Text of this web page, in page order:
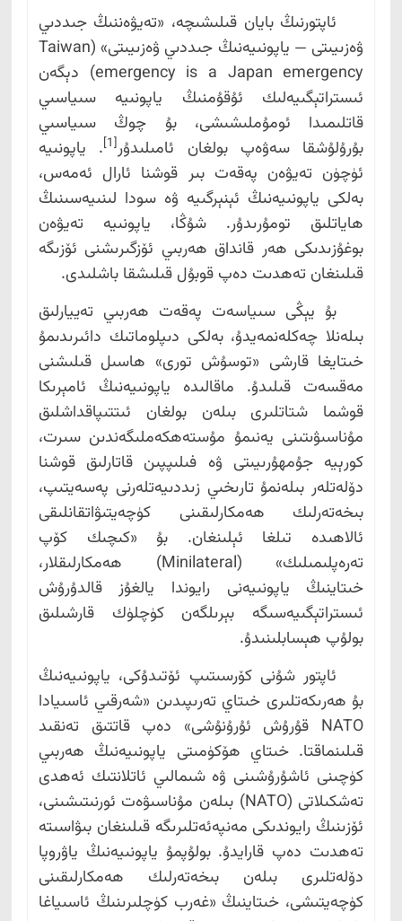
ئاپتورنىڭ بايان قىلىشىچە، «تەيۋەننىڭ جىددىي
ۋەزىيىتى — ياپونىيەنىڭ جىددىي ۋەزىيىتى» (Taiwan
emergency is a Japan emergency) دېگەن
ئىستراتېگىيەلىك ئۇقۇمنىڭ ياپونىيە سىياسىي
قاتلىمىدا ئومۇملىشىشى، بۇ چوڭ سىياسىي
بۇرۇلۇشقا سەۋەپ بولغان ئامىلىدۇر[1]
. ياپونىيە
ئۈچۈن تەيۋەن پەقەت بىر قوشنا ئارال ئەمەس،
بەلكى ياپونىيەنىڭ ئېنېرگىيە ۋە سودا لىنىيەسىنىڭ
ھاياتلىق تومۇرىدۇر. شۇڭا، ياپونىيە تەيۋەن
بوغۇزىدىكى ھەر قانداق ھەربىي ئۆزگىرىشنى ئۆزىگە
قىلىنغان تەھدىت دەپ قوبۇل قىلىشقا باشلىدى.
بۇ يېڭى سىياسەت پەقەت ھەربىي تەييارلىق
بىلەنلا چەكلەنمەيدۇ، بەلكى دىپلوماتىك دائىرىدىمۇ
خىتايغا قارشى «توسۇش تورى» ھاسىل قىلىشنى
مەقسەت قىلىدۇ. ماقالىدە ياپونىيەنىڭ ئامېرىكا
قوشما شتاتلىرى بىلەن بولغان ئىتتىپاقداشلىق
مۇناسىۋىتىنى يەنىمۇ مۇستەھكەملىگەندىن سىرت،
كورېيە جۇمھۇرىيىتى ۋە فىلىپپىن قاتارلىق قوشنا
دۆلەتلەر بىلەنمۇ تارىخىي زىددىيەتلەرنى پەسەيتىپ،
بىخەتەرلىك ھەمكارلىقىنى كۈچەيتىۋاتقانلىقى
ئالاھىدە تىلغا ئېلىنغان. بۇ «كىچىك كۆپ
تەرەپلىمىلىك» (Minilateral) ھەمكارلىقلار،
خىتاينىڭ ياپونىيەنى رايوندا يالغۇز قالدۇرۇش
ئىستراتېگىيەسىگە بېرىلگەن كۈچلۈك قارشىلىق
بولۇپ ھېسابلىنىدۇ.
ئاپتور شۇنى كۆرسىتىپ ئۆتىدۇكى، ياپونىيەنىڭ
بۇ ھەرىكەتلىرى خىتاي تەرىپىدىن «شەرقىي ئاسىيادا
NATO قۇرۇش ئۇرۇنۇشى» دەپ قاتتىق تەنقىد
قىلىنماقتا. خىتاي ھۆكۈمىتى ياپونىيەنىڭ ھەربىي
كۈچىنى ئاشۇرۇشىنى ۋە شىمالىي ئاتلانتىك ئەھدى
تەشكىلاتى (NATO) بىلەن مۇناسىۋەت ئورنىتىشىنى،
ئۆزىنىڭ رايوندىكى مەنپەئەتلىرىگە قىلىنغان بىۋاسىتە
تەھدىت دەپ قارايدۇ. بولۇپمۇ ياپونىيەنىڭ ياۋروپا
دۆلەتلىرى بىلەن بىخەتەرلىك ھەمكارلىقىنى
كۈچەيتىشى، خىتاينىڭ «غەرب كۈچلىرىنىڭ ئاسىياغا